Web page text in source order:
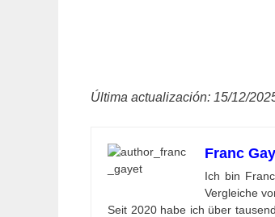
Última actualización: 15/12/
Franc
Ich bin
Vergleiche
Seit 2020 habe ich über